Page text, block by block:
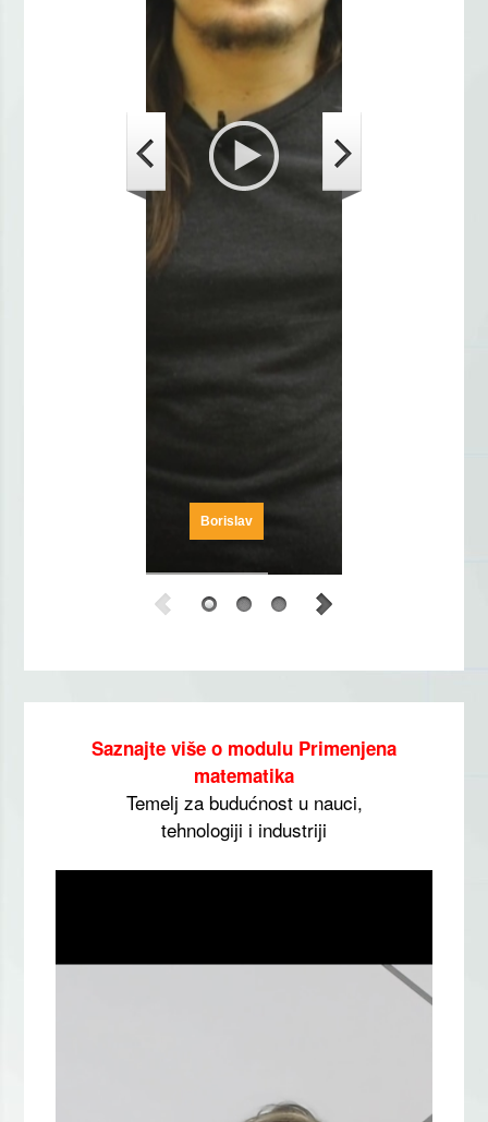
Borislav
Saznajte više o modulu Primenjena
matematika
Temelj za budućnost u nauci,
tehnologiji i industriji